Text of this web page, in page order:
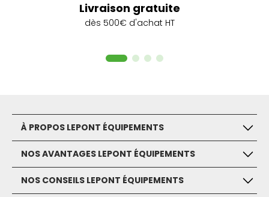
Livraison gratuite
dès 500€ d'achat HT
À PROPOS LEPONT ÉQUIPEMENTS
NOS AVANTAGES LEPONT ÉQUIPEMENTS
NOS CONSEILS LEPONT ÉQUIPEMENTS